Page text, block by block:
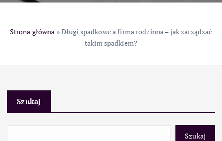
c
Strona główna » Długi spadkowe a firma rodzinna – jak zarządzać
takim spadkiem?
Szukaj
Szukaj